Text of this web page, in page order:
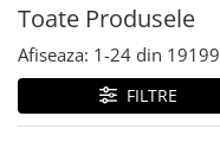
Stilouri școlare
Rollere și finelinere
Markere și textmarkere
Creioane grafice
Toate Produsele
Afiseaza: 1-24 din 19199
FILTRE